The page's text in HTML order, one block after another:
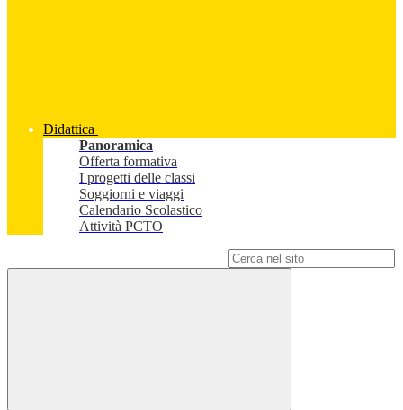
Didattica
Panoramica
Offerta formativa
I progetti delle classi
Soggiorni e viaggi
Calendario Scolastico
Attività PCTO